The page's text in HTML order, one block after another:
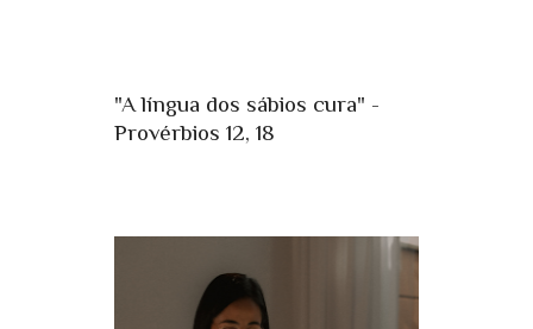
"A língua dos sábios cura" -
Provérbios 12, 18